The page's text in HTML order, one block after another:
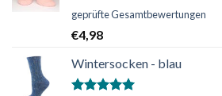
Bewertet
von 5
geprüfte Gesamtbewertungen
€4,98
Wintersocken - blau